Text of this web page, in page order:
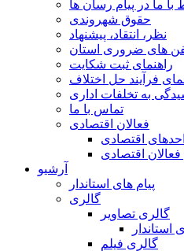
با ما در پیام رسان ها
حقوق شهروندی
نظر، انتقاد، پیشنهاد
های ضروری استان
راهنمای ثبت شکایت
فرآیند حل اختلاف
به تخلفات اداری
تماس با ما
فعالان اقتصادی
اقتصادی
فعالان اقتصادی
آرشیو
پیام های استاندار
گالری
گالری تصاویر
استاندار
گالری فیلم